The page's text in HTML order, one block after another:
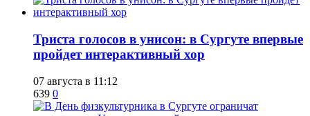
​Триста голосов в унисон: в Сургуте впервые
пройдет интерактивный хор
07 августа в 11:12
639 0